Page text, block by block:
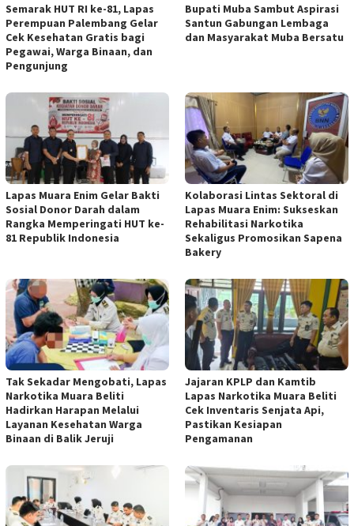
Semarak HUT RI ke-81, Lapas
Perempuan Palembang Gelar
Cek Kesehatan Gratis bagi
Pegawai, Warga Binaan, dan
Pengunjung
Bupati Muba Sambut Aspirasi
Santun Gabungan Lembaga
dan Masyarakat Muba Bersatu
Lapas Muara Enim Gelar Bakti
Sosial Donor Darah dalam
Rangka Memperingati HUT ke-
81 Republik Indonesia
Kolaborasi Lintas Sektoral di
Lapas Muara Enim: Sukseskan
Rehabilitasi Narkotika
Sekaligus Promosikan Sapena
Bakery
Tak Sekadar Mengobati, Lapas
Narkotika Muara Beliti
Hadirkan Harapan Melalui
Layanan Kesehatan Warga
Binaan di Balik Jeruji
Jajaran KPLP dan Kamtib
Lapas Narkotika Muara Beliti
Cek Inventaris Senjata Api,
Pastikan Kesiapan
Pengamanan